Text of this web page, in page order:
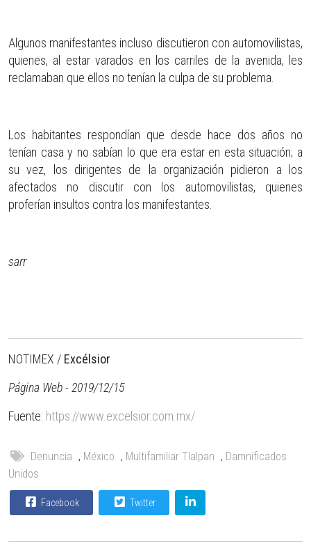
Algunos manifestantes incluso discutieron con automovilistas,
quienes, al estar varados en los carriles de la avenida, les
reclamaban que ellos no tenían la culpa de su problema.
Los habitantes respondían que desde hace dos años no
tenían casa y no sabían lo que era estar en esta situación; a
su vez, los dirigentes de la organización pidieron a los
afectados no discutir con los automovilistas, quienes
proferían insultos contra los manifestantes.
sarr
NOTIMEX / Excélsior
Página Web - 2019/12/15
Fuente: https://www.excelsior.com.mx/
Denuncia , México , Multifamiliar Tlalpan , Damnificados
Unidos
Facebook Twitter